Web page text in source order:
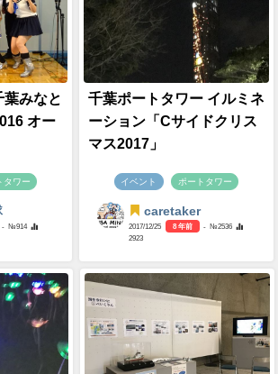
みなと
オー
タワー
- №914
千葉ポートタワー イルミネ
ーション「Cサイドクリス
マス2017」
イベント ポートタワー
caretaker
2017/12/25 8 年前
- №2536
2923